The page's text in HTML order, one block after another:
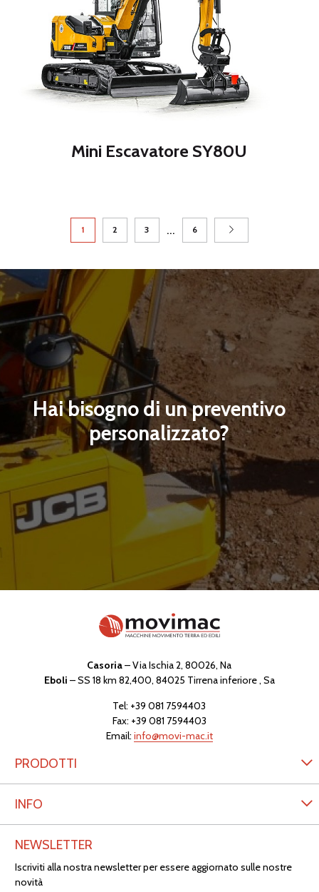
Mini Escavatore SY80U
1 2 3 … 6
Hai bisogno di un preventivo
personalizzato?
Casoria– Via Ischia 2, 80026, Na
Eboli – SS 18 km 82,400, 84025 Tirrena inferiore , Sa
Tel: +39 081 7594403
Fax: +39 081 7594403
Email: info@movi-mac.it
PRODOTTI
INFO
NEWSLETTER
Iscriviti alla nostra newsletter per essere aggiornato sulle nostre
novità